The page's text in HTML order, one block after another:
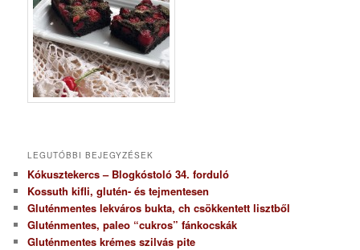
LEGUTÓBBI BEJEGYZÉSEK
Kókusztekercs – Blogkóstoló 34. forduló
Kossuth kifli, glutén- és tejmentesen
Gluténmentes lekváros bukta, ch csökkentett lisztből
Gluténmentes, paleo “cukros” fánkocskák
Gluténmentes krémes szilvás pite